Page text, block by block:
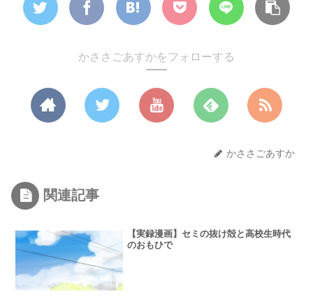
かささごあすかをフォローする
かささごあすか
関連記事
【実録漫画】セミの抜け殻と高校生時代
のおもひで